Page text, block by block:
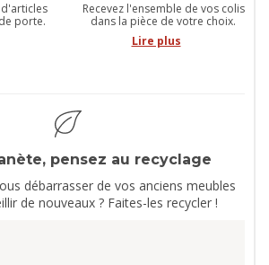
porte.
Recevez l'ensemble de vos colis
dans la pièce de votre choix.
Lire plus
pensez au recyclage
débarrasser de vos anciens meubles
de nouveaux ? Faites-les recycler !